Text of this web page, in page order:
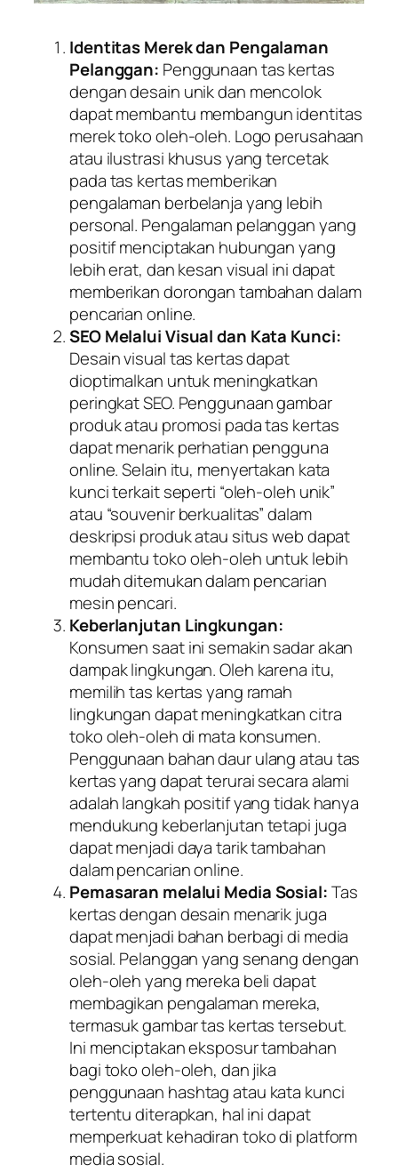
Identitas Merek dan Pengalaman
Pelanggan: Penggunaan tas kertas
dengan desain unik dan mencolok
dapat membantu membangun identitas
merek toko oleh-oleh. Logo perusahaan
atau ilustrasi khusus yang tercetak
pada tas kertas memberikan
pengalaman berbelanja yang lebih
personal. Pengalaman pelanggan yang
positif menciptakan hubungan yang
lebih erat, dan kesan visual ini dapat
memberikan dorongan tambahan dalam
pencarian online.
SEO Melalui Visual dan Kata Kunci:
Desain visual tas kertas dapat
dioptimalkan untuk meningkatkan
peringkat SEO. Penggunaan gambar
produk atau promosi pada tas kertas
dapat menarik perhatian pengguna
online. Selain itu, menyertakan kata
kunci terkait seperti “oleh-oleh unik”
atau “souvenir berkualitas” dalam
deskripsi produk atau situs web dapat
membantu toko oleh-oleh untuk lebih
mudah ditemukan dalam pencarian
mesin pencari.
Keberlanjutan Lingkungan:
Konsumen saat ini semakin sadar akan
dampak lingkungan. Oleh karena itu,
memilih tas kertas yang ramah
lingkungan dapat meningkatkan citra
toko oleh-oleh di mata konsumen.
Penggunaan bahan daur ulang atau tas
kertas yang dapat terurai secara alami
adalah langkah positif yang tidak hanya
mendukung keberlanjutan tetapi juga
dapat menjadi daya tarik tambahan
dalam pencarian online.
Pemasaran melalui Media Sosial:Tas
kertas dengan desain menarik juga
dapat menjadi bahan berbagi di media
sosial. Pelanggan yang senang dengan
oleh-oleh yang mereka beli dapat
membagikan pengalaman mereka,
termasuk gambar tas kertas tersebut.
Ini menciptakan eksposur tambahan
bagi toko oleh-oleh, dan jika
penggunaan hashtag atau kata kunci
tertentu diterapkan, hal ini dapat
memperkuat kehadiran toko di platform
media sosial.